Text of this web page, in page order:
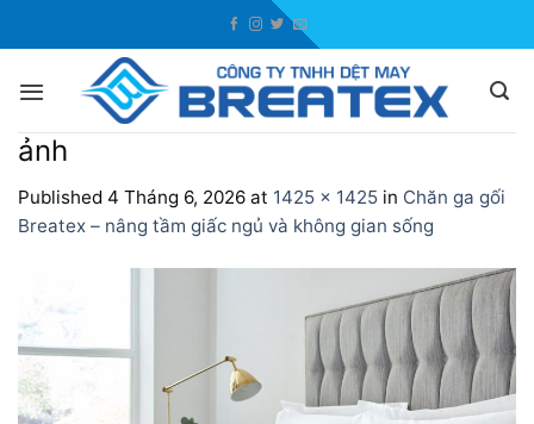
ảnh
Published 4 Tháng 6, 2026 at 1425 × 1425 in Chăn ga gối
Breatex – nâng tầm giấc ngủ và không gian sống